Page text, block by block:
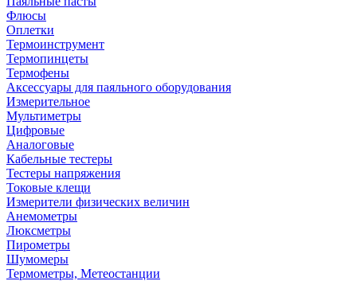
Флюсы
Оплетки
Термоинструмент
Термопинцеты
Термофены
Аксессуары для паяльного оборудования
Измерительное
Мультиметры
Цифровые
Аналоговые
Кабельные тестеры
Тестеры напряжения
Токовые клещи
Измерители физических величин
Анемометры
Люксметры
Пирометры
Шумомеры
Термометры, Метеостанции